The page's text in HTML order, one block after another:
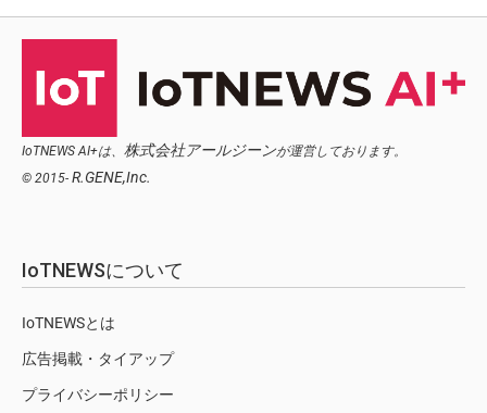
IoTNEWS AI+は、 株式会社アールジーンが運営しております。
© 2015- R.GENE,Inc.
IoTNEWSについて
IoTNEWSとは
広告掲載・タイアップ
プライバシーポリシー